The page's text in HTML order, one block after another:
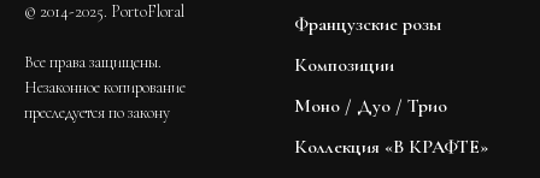
© 2014-2025. PortoFloral
Все права защищены.
Незаконное копирование
преследуется по закону
Французские розы
Композиции
Моно / Дуо / Трио
Коллекция «В КРАФТЕ»